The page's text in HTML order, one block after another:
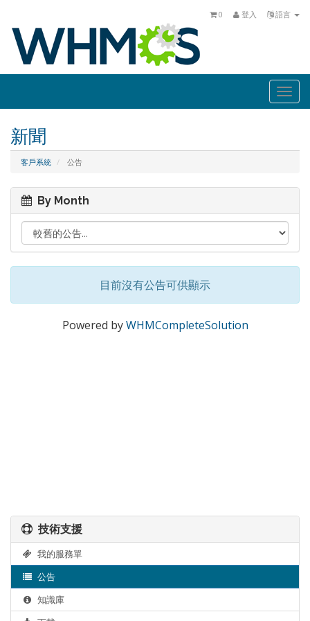
語言
登入
0
新聞
客戶系統 公告
By Month
目前沒有公告可供顯示
Powered byWHMCompleteSolution
技術支援
我的服務單
公告
知識庫